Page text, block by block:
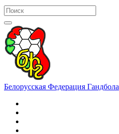
Белорусская Федерация Гандбола